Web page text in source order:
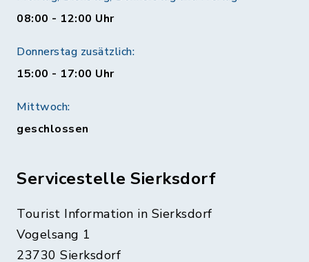
08:00 - 12:00 Uhr
Donnerstag zusätzlich:
15:00 - 17:00 Uhr
Mittwoch:
geschlossen
Servicestelle Sierksdorf
Tourist Information in Sierksdorf
Vogelsang 1
23730 Sierksdorf